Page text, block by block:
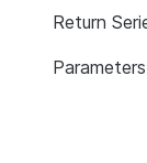
Return
Parameters